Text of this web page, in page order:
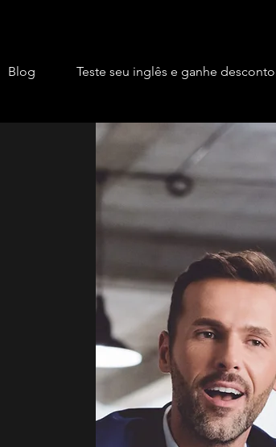
Blog Teste seu inglês e ganhe desconto